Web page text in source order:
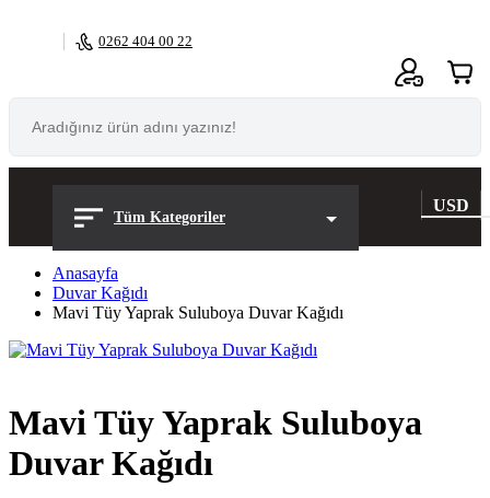
0262 404 00 22
0
Tüm Kategoriler
USD
Anasayfa
Duvar Kağıdı
Mavi Tüy Yaprak Suluboya Duvar Kağıdı
Mavi Tüy Yaprak Suluboya
Duvar Kağıdı